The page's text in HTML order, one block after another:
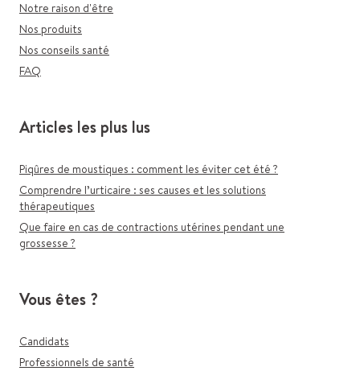
Notre raison d'être
Nos produits
Nos conseils santé
FAQ
Articles les plus lus
Piqûres de moustiques : comment les éviter cet été ?
Comprendre l’urticaire : ses causes et les solutions
thérapeutiques
Que faire en cas de contractions utérines pendant une
grossesse ?
Vous êtes ?
Candidats
Professionnels de santé